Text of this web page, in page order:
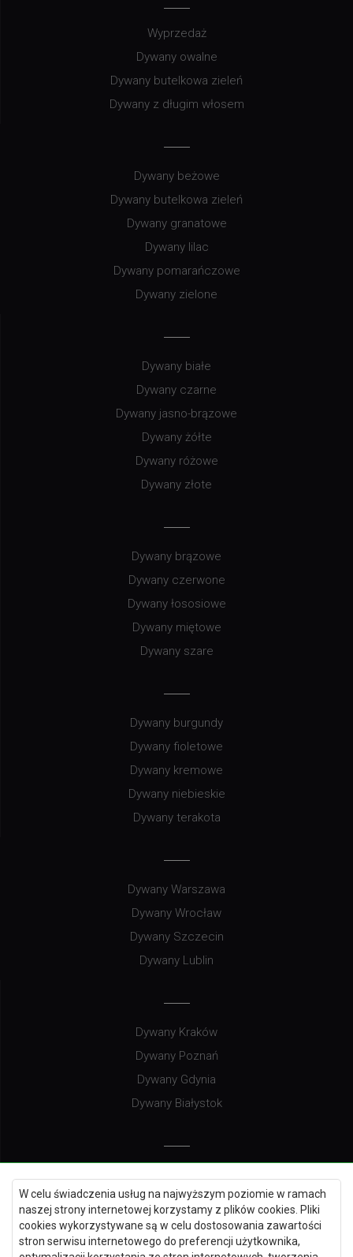
W celu świadczenia usług na najwyższym poziomie w ramach
naszej strony internetowej korzystamy z plików cookies. Pliki
cookies wykorzystywane są w celu dostosowania zawartości
stron serwisu internetowego do preferencji użytkownika,
Wyprzedaż
Dywany owalne
Dywany butelkowa zieleń
Dywany z długim włosem
Dywany beżowe
Dywany butelkowa zieleń
Dywany granatowe
Dywany lilac
Dywany pomarańczowe
Dywany zielone
Dywany białe
Dywany czarne
Dywany jasno-brązowe
Dywany żółte
Dywany różowe
Dywany złote
Dywany brązowe
Dywany czerwone
Dywany łososiowe
Dywany miętowe
Dywany szare
Dywany burgundy
Dywany fioletowe
Dywany kremowe
Dywany niebieskie
Dywany terakota
Dywany Warszawa
Dywany Wrocław
Dywany Szczecin
Dywany Lublin
Dywany Kraków
Dywany Poznań
Dywany Gdynia
Dywany Białystok
Dywany Gdańsk
Dywany Toruń
Dywany Bydgoszcz